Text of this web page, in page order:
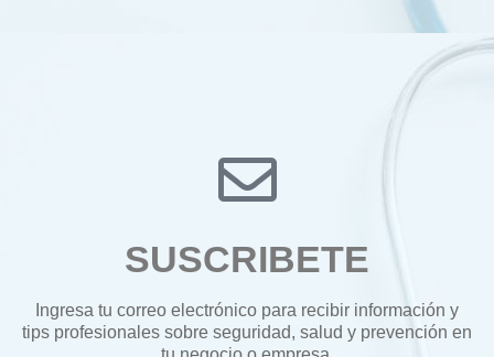
SUSCRIBETE
Ingresa tu correo electrónico para recibir información y
tips profesionales sobre seguridad, salud y prevención en